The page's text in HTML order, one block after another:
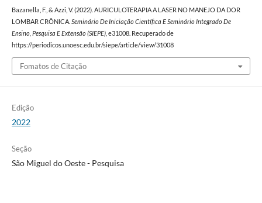
Bazanella, F., & Azzi, V. (2022). AURICULOTERAPIA A LASER NO MANEJO DA DOR
LOMBAR CRÔNICA.Seminário De Iniciação Científica E Seminário Integrado De
Ensino, Pesquisa E Extensão (SIEPE), e31008. Recuperado de
https://periodicos.unoesc.edu.br/siepe/article/view/31008
Fomatos de Citação
Edição
2022
Seção
São Miguel do Oeste - Pesquisa